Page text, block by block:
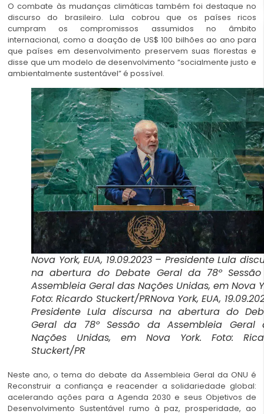
O combate às mudanças climáticas também foi destaque no
discurso do brasileiro. Lula cobrou que os países ricos
cumpram os compromissos assumidos no âmbito
internacional, como a doação de US$ 100 bilhões ao ano para
que países em desenvolvimento preservem suas florestas e
disse que um modelo de desenvolvimento “socialmente justo e
ambientalmente sustentável” é possível.
Nova York, EUA, 19.09.2023 – Presidente Lula
na abertura do Debate Geral da 78º
Assembleia Geral das Nações Unidas, em Nova
Foto: Ricardo Stuckert/PRNova York, EUA,
Presidente Lula discursa na abertura do
Geral da 78º Sessão da Assembleia Geral
Nações Unidas, em Nova York. Foto:
Stuckert/PR
Neste ano, o tema do debate da Assembleia Geral da ONU é
Reconstruir a confiança e reacender a solidariedade global:
acelerando ações para a Agenda 2030 e seus Objetivos de
Desenvolvimento Sustentável rumo à paz, prosperidade, ao